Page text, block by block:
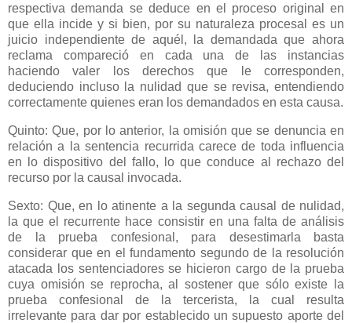
respectiva demanda se deduce en el proceso original en
que ella incide y si bien, por su naturaleza procesal es un
juicio independiente de aquél, la demandada que ahora
reclama compareció en cada una de las instancias
haciendo valer los derechos que le corresponden,
deduciendo incluso la nulidad que se revisa, entendiendo
correctamente quienes eran los demandados en esta causa.
Quinto: Que, por lo anterior, la omisión que se denuncia en
relación a la sentencia recurrida carece de toda influencia
en lo dispositivo del fallo, lo que conduce al rechazo del
recurso por la causal invocada.
Sexto: Que, en lo atinente a la segunda causal de nulidad,
la que el recurrente hace consistir en una falta de análisis
de la prueba confesional, para desestimarla basta
considerar que en el fundamento segundo de la resolución
atacada los sentenciadores se hicieron cargo de la prueba
cuya omisión se reprocha, al sostener que sólo existe la
prueba confesional de la tercerista, la cual resulta
irrelevante para dar por establecido un supuesto aporte del